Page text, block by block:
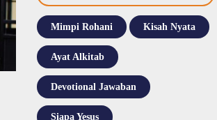
Mimpi Rohani Kisah Nyata
Ayat Alkitab
Devotional Jawaban
Siapa Yesus